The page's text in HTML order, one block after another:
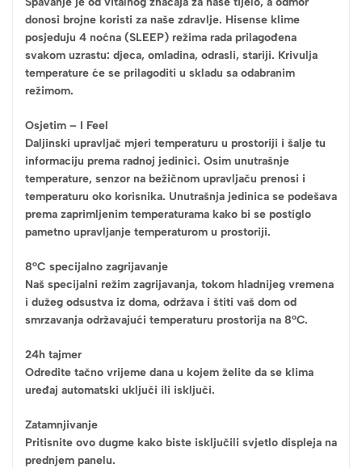
donosi brojne koristi za naše zdravlje. Hisense klime
posjeduju 4 noćna (SLEEP) režima rada prilagođena
svakom uzrastu: djeca, omladina, odrasli, stariji. Krivulja
temperature će se prilagoditi u skladu sa odabranim
režimom.
Osjetim – I Feel
Daljinski upravljač mjeri temperaturu u prostoriji i šalje tu
informaciju prema radnoj jedinici. Osim unutrašnje
temperature, senzor na bežičnom upravljaču prenosi i
temperaturu oko korisnika. Unutrašnja jedinica se podešava
prema zaprimljenim temperaturama kako bi se postiglo
pametno upravljanje temperaturom u prostoriji.
8°C specijalno zagrijavanje
Naš specijalni režim zagrijavanja, tokom hladnijeg vremena
i dužeg odsustva iz doma, održava i štiti vaš dom od
smrzavanja održavajući temperaturu prostorija na 8°C.
24h tajmer
Odredite tačno vrijeme dana u kojem želite da se klima
uređaj automatski uključi ili isključi.
Zatamnjivanje
Pritisnite ovo dugme kako biste isključili svjetlo displeja na
prednjem panelu.